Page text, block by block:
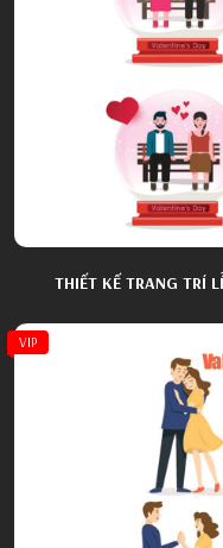
THIẾT KẾ TRANG TRÍ
VIP